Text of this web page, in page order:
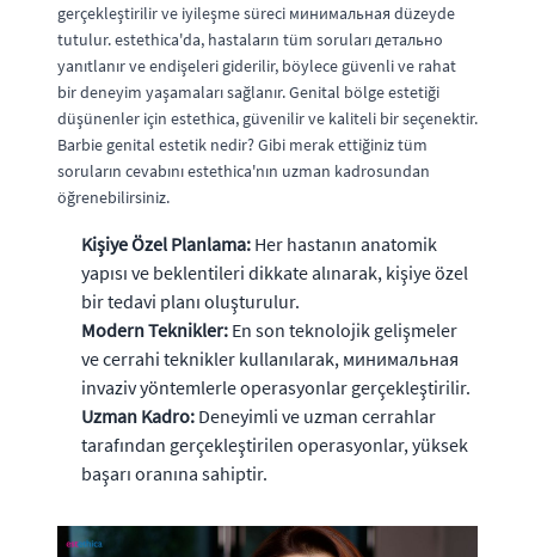
gerçekleştirilir ve iyileşme süreci минимальная düzeyde
tutulur. estethica'da, hastaların tüm soruları детально
yanıtlanır ve endişeleri giderilir, böylece güvenli ve rahat
bir deneyim yaşamaları sağlanır. Genital bölge estetiği
düşünenler için estethica, güvenilir ve kaliteli bir seçenektir.
Barbie genital estetik nedir? Gibi merak ettiğiniz tüm
soruların cevabını estethica'nın uzman kadrosundan
öğrenebilirsiniz.
Kişiye Özel Planlama: Her hastanın anatomik
yapısı ve beklentileri dikkate alınarak, kişiye özel
bir tedavi planı oluşturulur.
Modern Teknikler: En son teknolojik gelişmeler
ve cerrahi teknikler kullanılarak, минимальная
invaziv yöntemlerle operasyonlar gerçekleştirilir.
Uzman Kadro: Deneyimli ve uzman cerrahlar
tarafından gerçekleştirilen operasyonlar, yüksek
başarı oranına sahiptir.